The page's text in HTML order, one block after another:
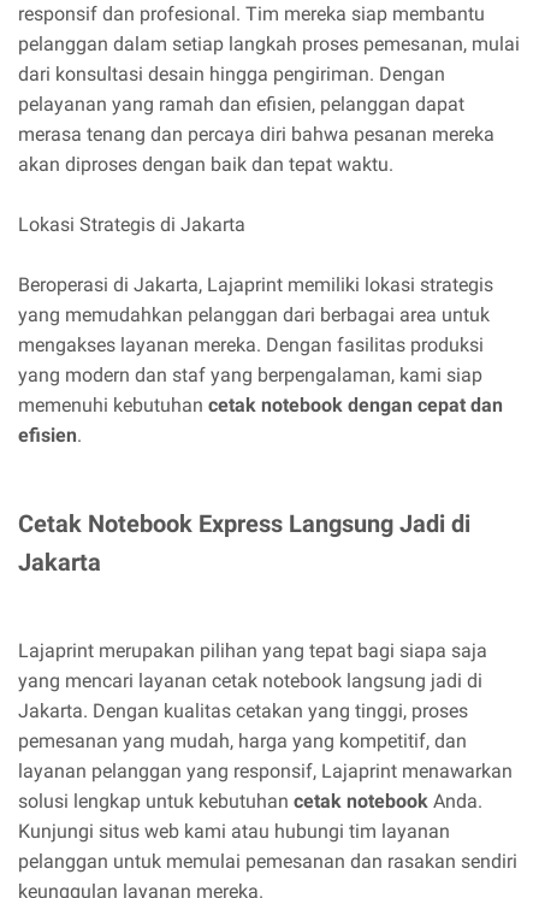
responsif dan profesional. Tim mereka siap membantu
pelanggan dalam setiap langkah proses pemesanan, mulai
dari konsultasi desain hingga pengiriman. Dengan
pelayanan yang ramah dan efisien, pelanggan dapat
merasa tenang dan percaya diri bahwa pesanan mereka
akan diproses dengan baik dan tepat waktu.
Lokasi Strategis di Jakarta
Beroperasi di Jakarta, Lajaprint memiliki lokasi strategis
yang memudahkan pelanggan dari berbagai area untuk
mengakses layanan mereka. Dengan fasilitas produksi
yang modern dan staf yang berpengalaman, kami siap
memenuhi kebutuhan cetak notebook dengan cepat dan
efisien.
Cetak Notebook Express Langsung Jadi di
Jakarta
Lajaprint merupakan pilihan yang tepat bagi siapa saja
yang mencari layanan cetak notebook langsung jadi di
Jakarta. Dengan kualitas cetakan yang tinggi, proses
pemesanan yang mudah, harga yang kompetitif, dan
layanan pelanggan yang responsif, Lajaprint menawarkan
solusi lengkap untuk kebutuhan cetak notebook Anda.
Kunjungi situs web kami atau hubungi tim layanan
pelanggan untuk memulai pemesanan dan rasakan sendiri
keunggulan layanan mereka.